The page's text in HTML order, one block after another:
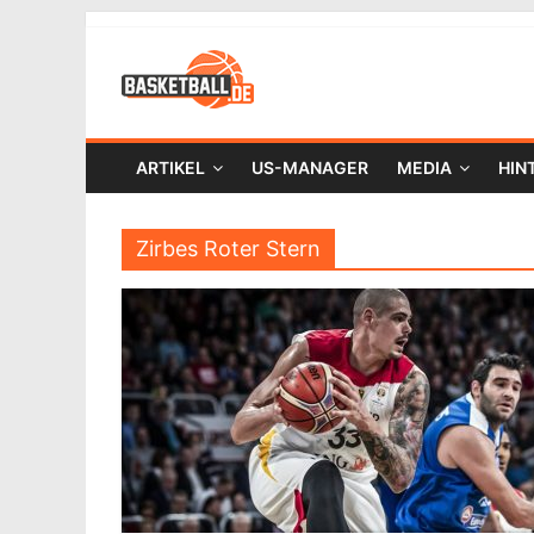
ARTIKEL US-MANAGER MEDIA
Zirbes Roter Stern